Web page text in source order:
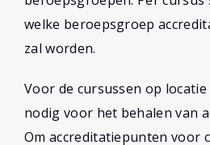
welke beroepsgroep
zal worden.
Voor de cursussen op
nodig voor het behalen van
Om accreditatiepunten voor